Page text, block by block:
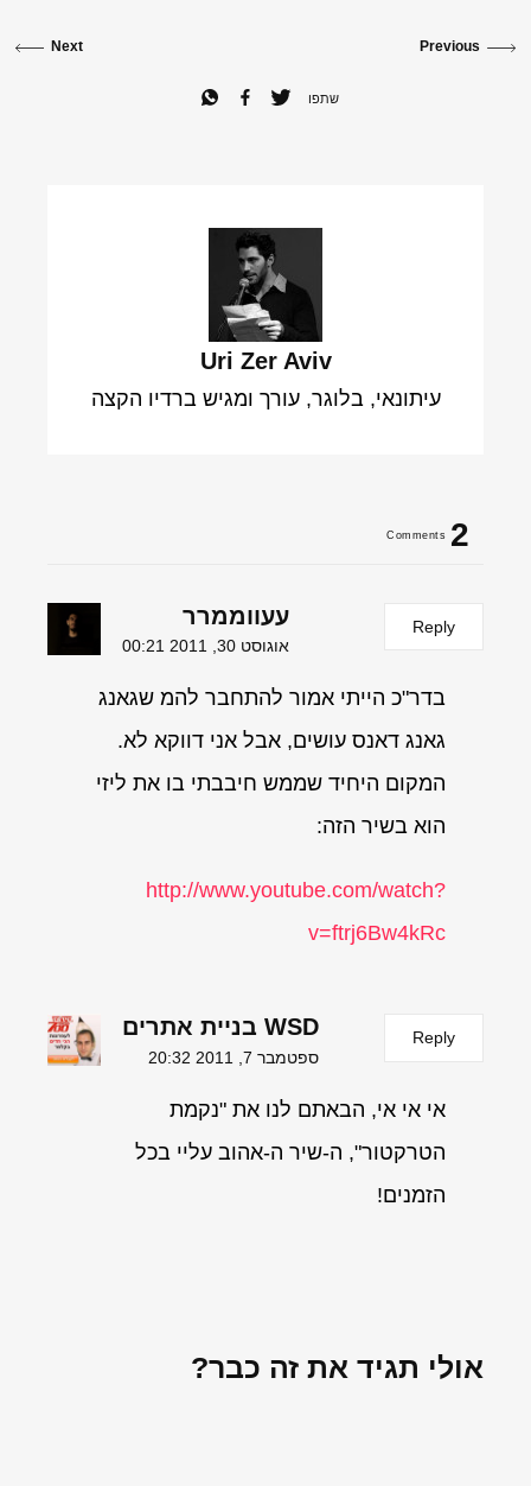
Previous
Next
שתפו
Uri Zer Aviv
עיתונאי, בלוגר, עורך ומגיש ברדיו הקצה
2
Comments
עעווממרר
אוגוסט 30, 2011 00:21
Reply
בדר"כ הייתי אמור להתחבר להמ שגאנג
גאנג דאנס עושים, אבל אני דווקא לא.
המקום היחיד שממש חיבבתי בו את ליזי
הוא בשיר הזה:
http://www.youtube.com/watch?
v=ftrj6Bw4kRc
WSD בניית אתרים
ספטמבר 7, 2011 20:32
Reply
אי אי אי, הבאתם לנו את "נקמת
הטרקטור", ה-שיר ה-אהוב עליי בכל
הזמנים!
אולי תגיד את זה כבר?